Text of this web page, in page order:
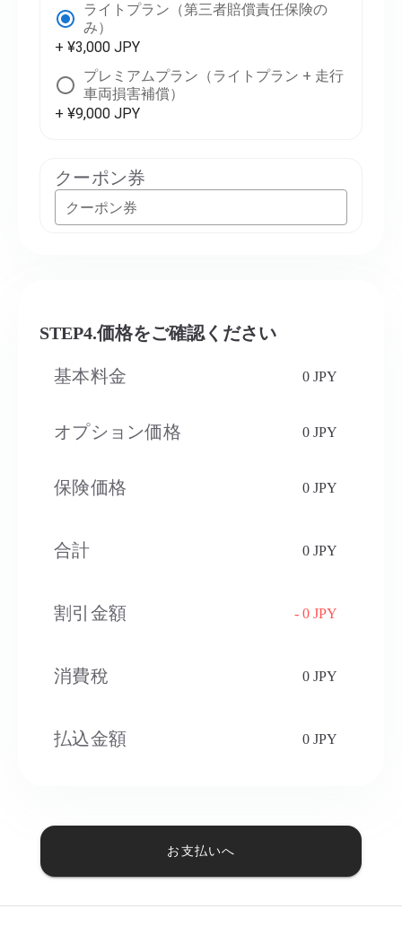
ライトプラン（第三者賠償責任保険の
み）
+ ¥3,000 JPY
プレミアムプラン（ライトプラン + 走行
車両損害補償）
+ ¥9,000 JPY
クーポン券
クーポン券
STEP4.価格をご確認ください
基本料金 0 JPY
オプション価格 0 JPY
保険価格 0 JPY
合計 0 JPY
割引金額 - 0 JPY
消費稅​ 0 JPY
払込金額 0 JPY
お支払いへ